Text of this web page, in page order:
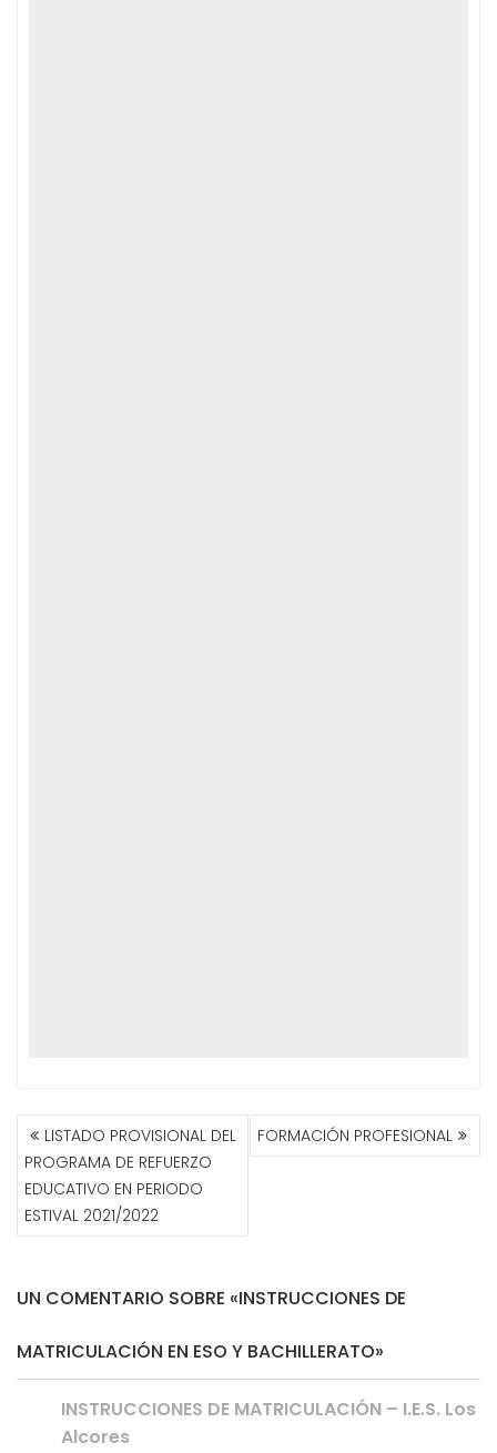
NAVEGACIÓN
DE
ENTRADAS
LISTADO PROVISIONAL DEL
PROGRAMA DE REFUERZO
EDUCATIVO EN PERIODO
ESTIVAL 2021/2022
FORMACIÓN PROFESIONAL
UN COMENTARIO SOBRE «INSTRUCCIONES DE
MATRICULACIÓN EN ESO Y BACHILLERATO»
INSTRUCCIONES DE MATRICULACIÓN – I.E.S. Los
Alcores